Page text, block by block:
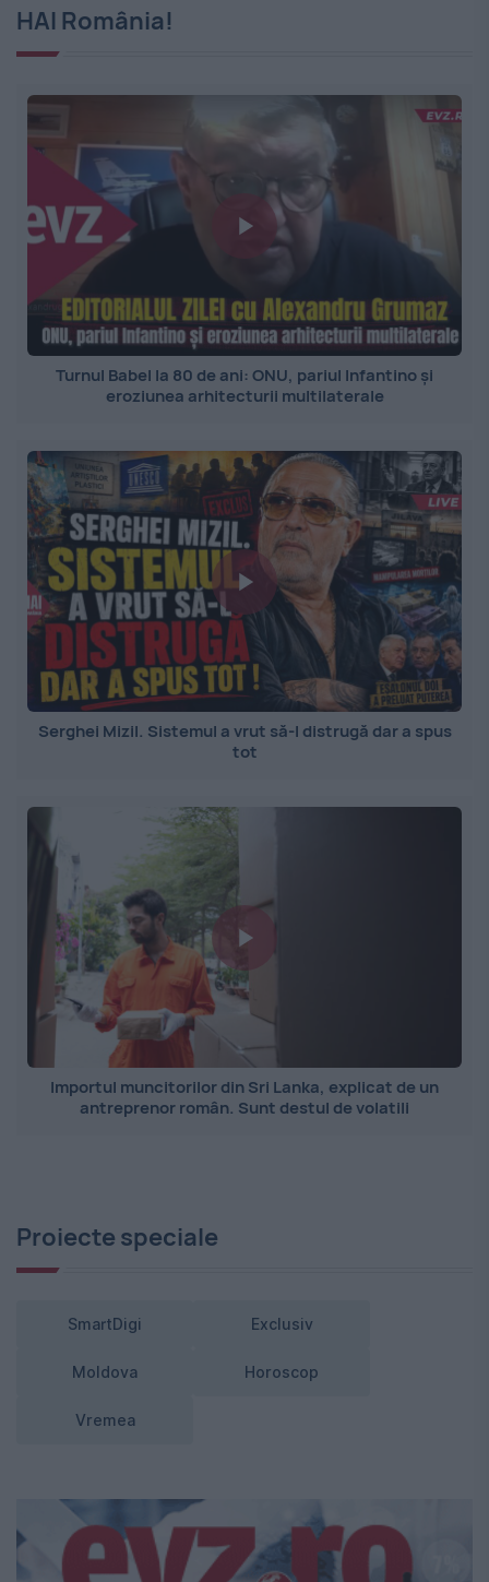
HAI România!
Turnul Babel la 80 de ani: ONU, pariul Infantino și
eroziunea arhitecturii multilaterale
Serghei Mizil. Sistemul a vrut să-l distrugă dar a spus
tot
Importul muncitorilor din Sri Lanka, explicat de un
antreprenor român. Sunt destul de volatili
Proiecte speciale
SmartDigi Exclusiv
Moldova Horoscop
Vremea